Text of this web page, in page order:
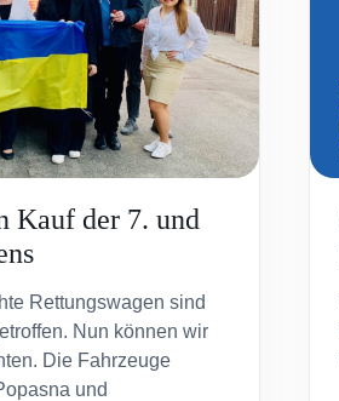
Kauf der 7. und
Rettungswagen sind
Nun können wir
Die Fahrzeuge
und